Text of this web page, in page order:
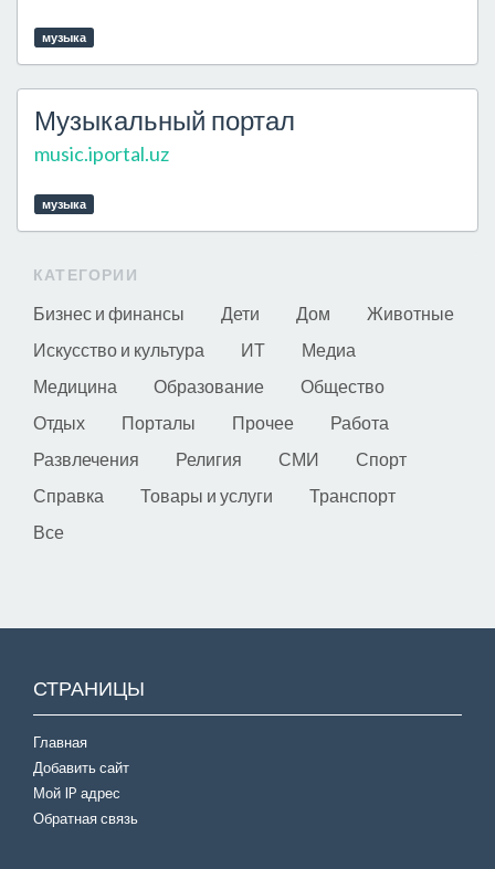
музыка
Музыкальный портал
music.iportal.uz
музыка
КАТЕГОРИИ
Бизнес и финансы Дети Дом
Животные
Искусство и культура
ИТ
Медиа
Медицина
Образование
Общество
Отдых
Порталы Прочее
Работа
Развлечения
Религия СМИ
Спорт
Справка
Товары и услуги
Транспорт
Все
СТРАНИЦЫ
Главная
Добавить сайт
Мой IP адрес
Обратная связь